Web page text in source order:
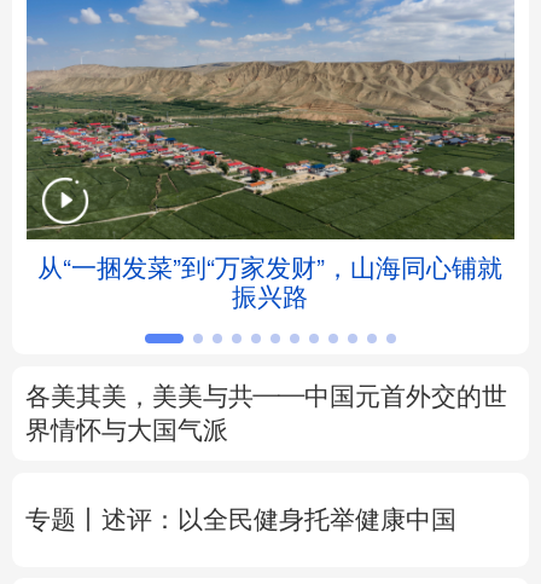
地方频道
北京 天津 河北 山西
辽宁 吉林 上海 江苏
浙江 安徽 福建 江西
四川 贵州
从“一捆发菜”到“万家发财”，山海同心铺就
振兴路
各美其美，美美与共——中国元首外交的世
界情怀与大国气派
专题丨 述评：以全民健身托举健康中国